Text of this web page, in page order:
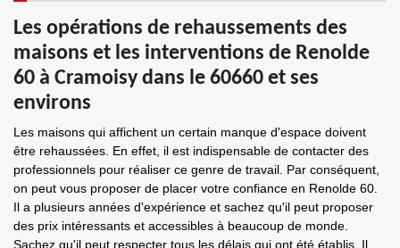
Les opérations de rehaussements des
maisons et les interventions de Renolde
60 à Cramoisy dans le 60660 et ses
environs
Les maisons qui affichent un certain manque d'espace doivent
être rehaussées. En effet, il est indispensable de contacter des
professionnels pour réaliser ce genre de travail. Par conséquent,
on peut vous proposer de placer votre confiance en Renolde 60.
Il a plusieurs années d'expérience et sachez qu'il peut proposer
des prix intéressants et accessibles à beaucoup de monde.
Sachez qu'il peut respecter tous les délais qui ont été établis. Il